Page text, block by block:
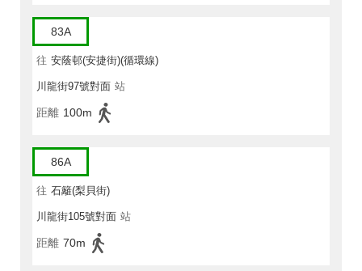
83A
往 安蔭邨(安捷街)(循環線)
川龍街97號對面 站
距離 100m
86A
往 石籬(梨貝街)
川龍街105號對面 站
距離 70m